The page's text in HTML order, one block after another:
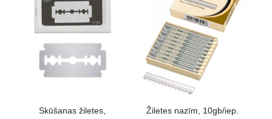
Skūšanas žiletes,
Žiletes nazīm, 10gb/iep.